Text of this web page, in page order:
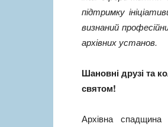
підтримку
визнаний
архівних установ.
Шановні друзі та
святом!
Архівна